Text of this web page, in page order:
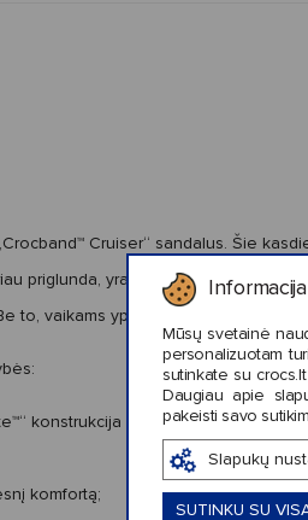
Mūsų svetainė
personalizuotam
sutinkate su
Daugiau apie
pakeisti savo
Slapukų
SUTINKU SU
Cruiser“ sandalus. Šie
priglunda, yra reguliuojami ir turi
to, vaikams ypač patiks savo
:
konstrukcija su apsauginėmis
komfortą;